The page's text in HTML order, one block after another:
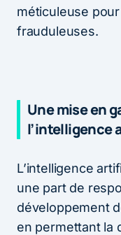
méticuleuse
frauduleuses.
Une mise en
l’intelligence
L’intelligence
une part de
développement
en permettant la